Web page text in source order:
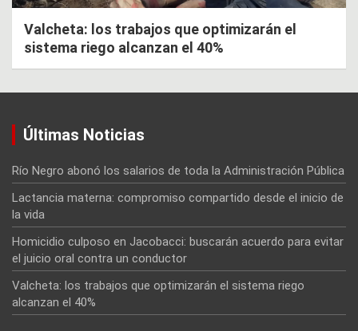
Valcheta: los trabajos que optimizarán el
sistema riego alcanzan el 40%
Últimas Noticias
Río Negro abonó los salarios de toda la Administración Pública
Lactancia materna: compromiso compartido desde el inicio de
la vida
Homicidio culposo en Jacobacci: buscarán acuerdo para evitar
el juicio oral contra un conductor
Valcheta: los trabajos que optimizarán el sistema riego
alcanzan el 40%